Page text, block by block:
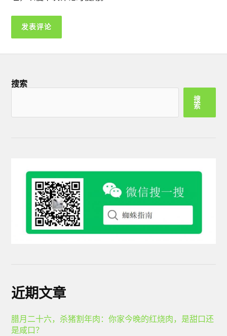
搜索
搜
索
近期文章
腊月二十六，杀猪割年肉：你家今晚的红烧肉，是甜口还
是咸口？